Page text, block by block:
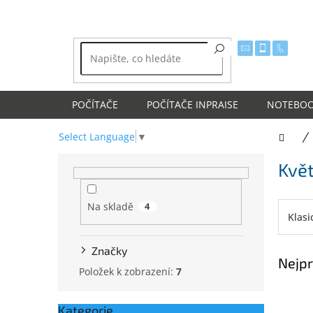
POČÍTAČE POČÍTAČE INPRAISE
Domů
a
Select Language ▼
Na skladě 4
Značky
Položek k zobrazení: 7
Přeskočit
Kategorie